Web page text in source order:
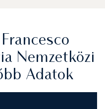
Nemzetközi
Adatok